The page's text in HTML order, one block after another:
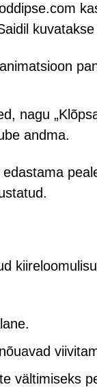
nagu
andma.
vältimiseks